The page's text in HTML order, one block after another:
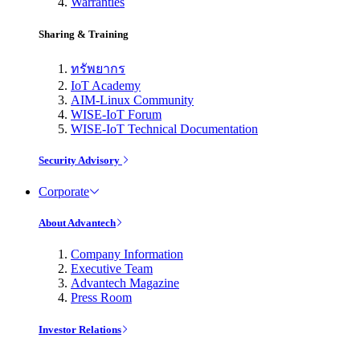
Sharing & Training
ทรัพยากร
IoT Academy
AIM-Linux Community
WISE-IoT Forum
WISE-IoT Technical Documentation
Security Advisory
Corporate
About Advantech
Company Information
Executive Team
Advantech Magazine
Press Room
Investor Relations